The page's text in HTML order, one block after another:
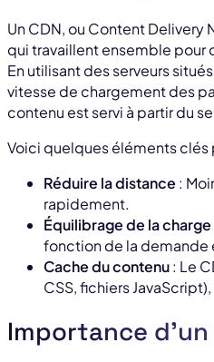
Un CDN, ou Content
qui travaillent ensemble pour
En utilisant des serveurs
vitesse de chargement des
contenu est servi à partir du
Voici quelques éléments clés
Réduire la distance :
rapidement.
Équilibrage de la charge
fonction de la demande
Cache du contenu: Le
CSS, fichiers
Importance